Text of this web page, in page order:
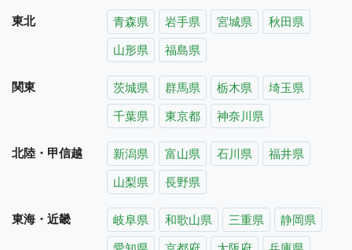
東北 青森県 岩手県 宮城県
秋田県
山形県
福島県
関東 茨城県 群馬県 栃木県
埼玉県
千葉県
東京都 神奈川県
北陸・甲信越 新潟県 富山県 石川県
福井県
山梨県
長野県
東海・近畿 岐阜県 和歌山県 三重県
静岡県